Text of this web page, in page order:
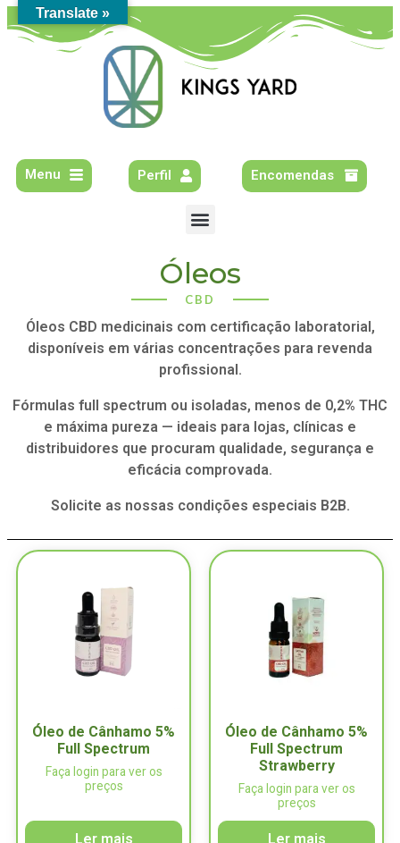
Menu Perfil Encomendas
Óleos
CBD
Óleos CBD medicinais com certificação laboratorial,
disponíveis em várias concentrações para revenda
profissional.
Fórmulas full spectrum ou isoladas, menos de 0,2% THC
e máxima pureza — ideais para lojas, clínicas e
distribuidores que procuram qualidade, segurança e
eficácia comprovada.
Solicite as nossas condições especiais B2B.
Óleo de Cânhamo 5%
Full Spectrum
Faça login para ver os
preços
Ler mais
Óleo de Cânhamo 5%
Full Spectrum
Strawberry
Faça login para ver os
preços
Ler mais
Translate »